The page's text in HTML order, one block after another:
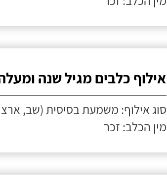
אילוף כלבים מגיל שנה
סוג אילוף: משמעת בסיסית (שב,
מין הכלב: זכר